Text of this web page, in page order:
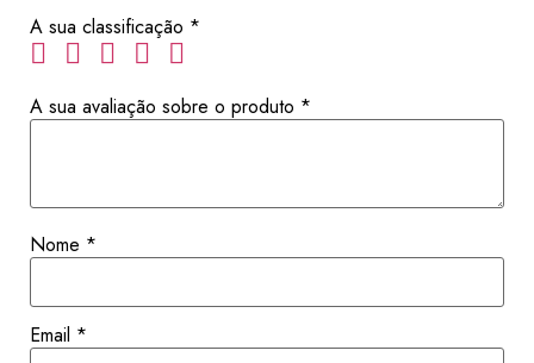
A sua classificação *
A sua avaliação sobre o produto *
Nome *
Email *